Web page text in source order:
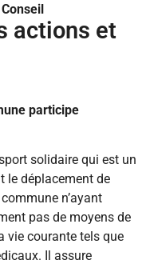
actions et
participe
solidaire qui est un
le déplacement de
n’ayant
pas de moyens de
vie courante tels que
Il assure